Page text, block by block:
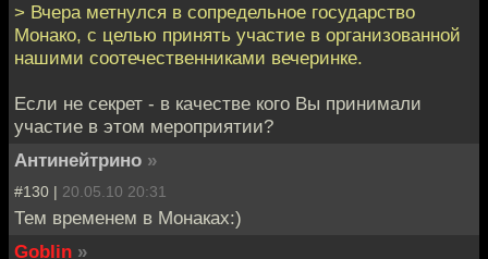
> Вчера метнулся в сопредельное государство
Монако, с целью принять участие в организованной
нашими соотечественниками вечеринке.
Если не секрет - в качестве кого Вы принимали
участие в этом мероприятии?
Антинейтрино »
#130 | 20.05.10 20:31
Тем временем в Монаках:)
Goblin »